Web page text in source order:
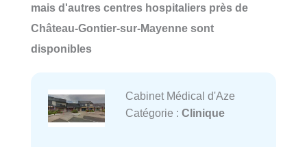
mais d'autres centres hospitaliers près de
Château-Gontier-sur-Mayenne sont
disponibles
Cabinet Médical d'Aze
Catégorie : Clinique